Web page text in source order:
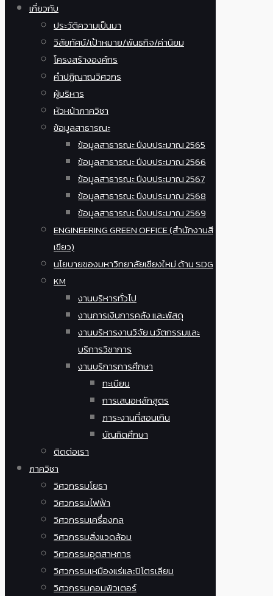
เกี่ยวกับ
ประวัติความเป็นมา
วิสัยทัศน์/เป้าหมาย/พันธกิจ/ค่านิยม
โครงสร้างองค์กร
คำปฏิญาณวิศวกร
ผู้บริหาร
หัวหน้าภาควิชา
ข้อมูลสาธารณะ
ข้อมูลสาธารณะ ปีงบประมาณ 2565
ข้อมูลสาธารณะ ปีงบประมาณ 2566
ข้อมูลสาธารณะ ปีงบประมาณ 2567
ข้อมูลสาธารณะ ปีงบประมาณ 2568
ข้อมูลสาธารณะ ปีงบประมาณ 2569
ENGINEERING GREEN OFFICE (สำนักงานสี
เขียว)
นโยบายของมหาวิทยาลัยเชียงใหม่ ด้าน SDG
KM
งานบริหารทั่วไป
งานการเงินการคลัง และพัสดุ
งานบริหารงานวิจัย นวัตกรรมและ
บริการวิชาการ
งานบริการการศึกษา
ทะเบียน
การเสนอหลักสูตร
ภาระงานที่สอนเกิน
บัณฑิตศึกษา
ติดต่อเรา
ภาควิชา
วิศวกรรมโยธา
วิศวกรรมไฟฟ้า
วิศวกรรมเครื่องกล
วิศวกรรมสิ่งแวดล้อม
วิศวกรรมอุตสาหการ
วิศวกรรมเหมืองแร่และปิโตรเลียม
วิศวกรรมคอมพิวเตอร์